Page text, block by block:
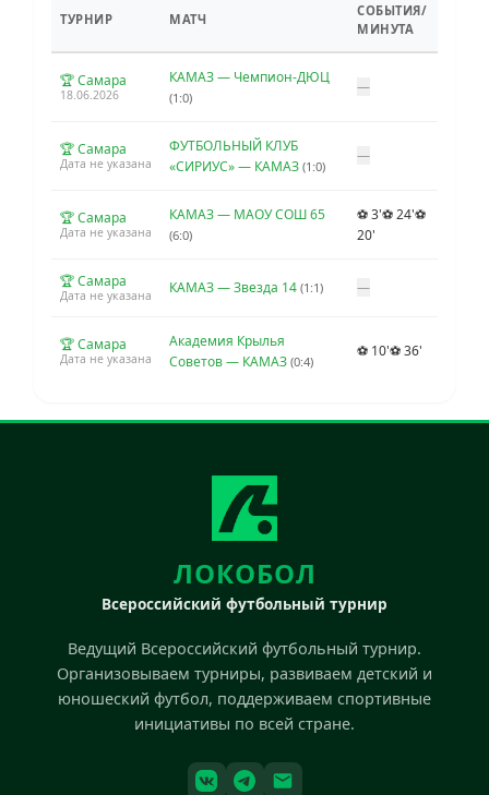
ТУРНИР МАТЧ
СОБЫТИЯ/
МИНУТА
🏆 Самара
18.06.2026
КАМАЗ — Чемпион-ДЮЦ
(1:0)
—
🏆 Самара
Дата не указана
ФУТБОЛЬНЫЙ КЛУБ
«СИРИУС» — КАМАЗ (1:0)
—
🏆 Самара
Дата не указана
КАМАЗ — МАОУ СОШ 65
(6:0)
⚽ 3'⚽ 24'⚽
20'
🏆 Самара
Дата не указана КАМАЗ — Звезда 14 (1:1) —
🏆 Самара
Дата не указана
Академия Крылья
Советов — КАМАЗ (0:4)
⚽ 10'⚽ 36'
ЛОКОБОЛ
Всероссийский футбольный турнир
Ведущий Всероссийский футбольный турнир.
Организовываем турниры, развиваем детский и
юношеский футбол, поддерживаем спортивные
инициативы по всей стране.